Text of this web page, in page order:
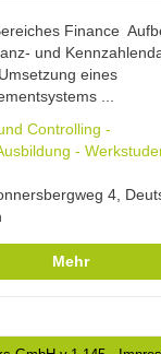
Finance
und
eines
...
Controlling -
-
4,
Mehr